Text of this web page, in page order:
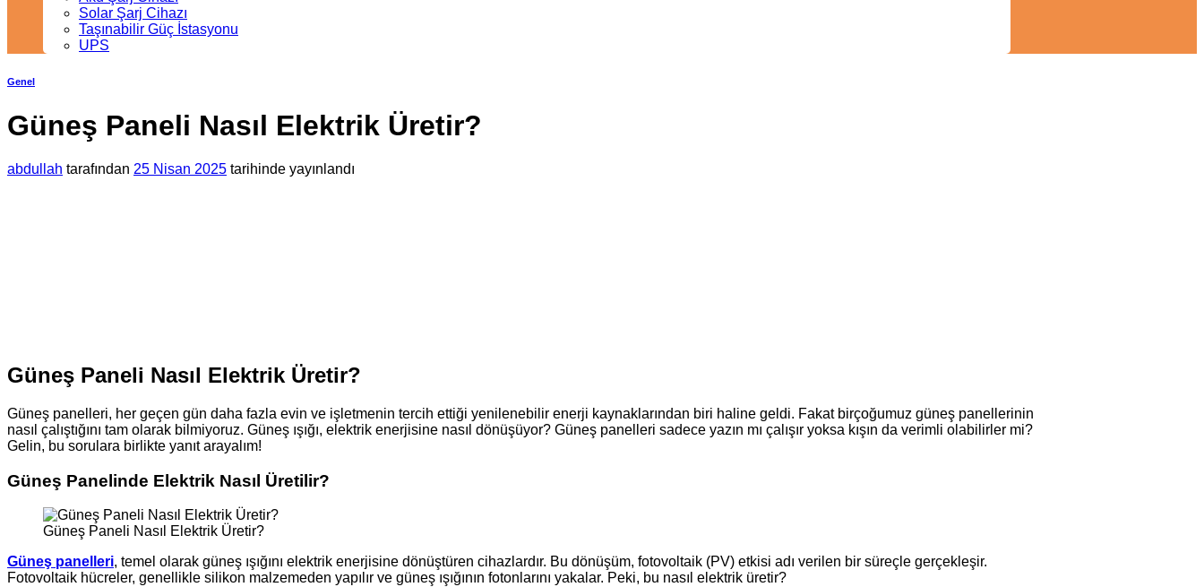
Solar Şarj Cihazı
Taşınabilir Güç İstasyonu
UPS
Genel
Güneş Paneli Nasıl Elektrik Üretir?
abdullah tarafından 25 Nisan 2025 tarihinde yayınlandı
Güneş Paneli Nasıl Elektrik Üretir?
Güneş panelleri, her geçen gün daha fazla evin ve işletmenin tercih ettiği yenilenebilir enerji kaynaklarından biri haline geldi. Fakat birçoğumuz güneş panellerinin
nasıl çalıştığını tam olarak bilmiyoruz. Güneş ışığı, elektrik enerjisine nasıl dönüşüyor? Güneş panelleri sadece yazın mı çalışır yoksa kışın da verimli olabilirler mi?
Gelin, bu sorulara birlikte yanıt arayalım!
Güneş Panelinde Elektrik Nasıl Üretilir?
Güneş Paneli Nasıl Elektrik Üretir?
Güneş panelleri, temel olarak güneş ışığını elektrik enerjisine dönüştüren cihazlardır. Bu dönüşüm, fotovoltaik (PV) etkisi adı verilen bir süreçle gerçekleşir.
Fotovoltaik hücreler, genellikle silikon malzemeden yapılır ve güneş ışığının fotonlarını yakalar. Peki, bu nasıl elektrik üretir?